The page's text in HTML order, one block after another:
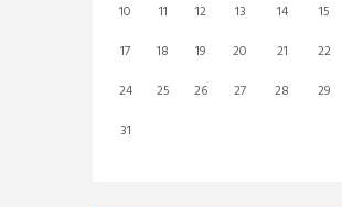
10
11 12 13 14 15
17
18 19 20 21 22
24
25 26 27 28 29
31